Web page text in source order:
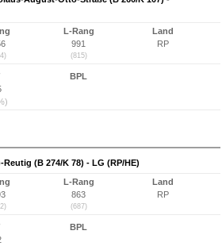
L-Rang
991
(815)
Land
RP
BPL
(B 274/K 78) - LG (RP/HE)
L-Rang
863
(687)
Land
RP
BPL